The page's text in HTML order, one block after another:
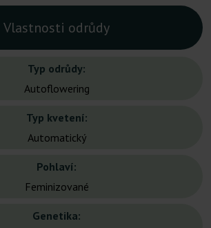
Vlastnosti odrůdy
Typ odrůdy:
Autoflowering
Typ kvetení:
Automatický
Pohlaví:
Feminizované
Genetika: